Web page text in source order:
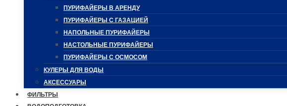
ПУРИФАЙЕРЫ В АРЕНДУ
ПУРИФАЙЕРЫ С ГАЗАЦИЕЙ
НАПОЛЬНЫЕ ПУРИФАЙЕРЫ
НАСТОЛЬНЫЕ ПУРИФАЙЕРЫ
ПУРИФАЙЕРЫ С ОСМОСОМ
КУЛЕРЫ ДЛЯ ВОДЫ
АКСЕССУАРЫ
ФИЛЬТРЫ